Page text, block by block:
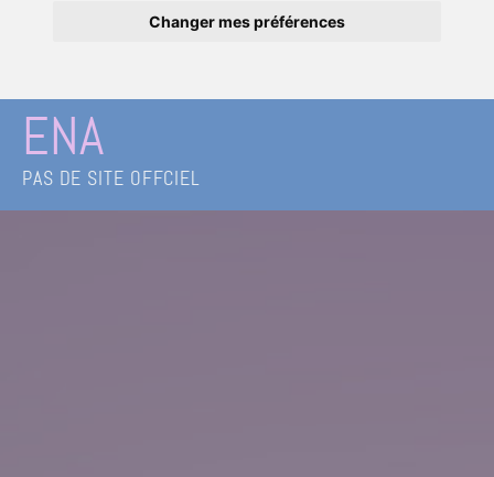
Changer mes préférences
ENA
PAS DE SITE OFFCIEL